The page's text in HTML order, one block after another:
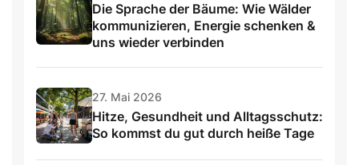
Die Sprache der Bäume: Wie Wälder
kommunizieren, Energie schenken &
uns wieder verbinden
27. Mai 2026
Hitze, Gesundheit und Alltagsschutz:
So kommst du gut durch heiße Tage